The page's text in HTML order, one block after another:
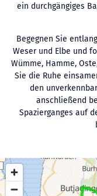
ein durchgängiges
Begegnen Sie
Weser und Elbe und
Wümme, Hamme,
Sie die Ruhe
den
anschließend
Spazierganges auf